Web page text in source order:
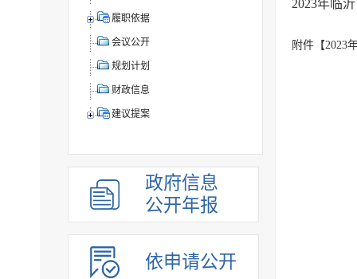
履职依据
会议公开
规划计划
财政信息
建议提案
政府信息
公开年报
依申请公开
2023年临
附件【2023